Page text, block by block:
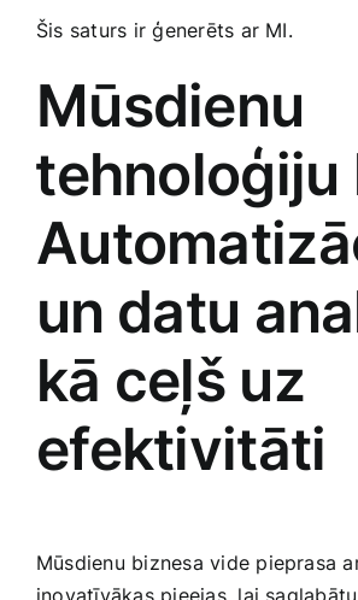
Šis saturs ir ģenerēts ar MI.
Mūsdienu
⁣tehnoloģiju
un⁢ datu
kā ceļš uz
efektivitāti
Mūsdienu biznesa vide pieprasa
inovatīvākas ‍pieejas, lai